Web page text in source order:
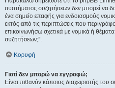
συστήματος συζητήσεων δεν μπορεί να
ένα σημείο επαφής για ενδοιασμούς
εκτός από τις περιπτώσεις που
επικοινωνήσω σχετικά με νομικά ή
συζητήσεων;”.
Κορυφή
Γιατί δεν μπορώ να εγγραφώ;
Είναι πιθανόν κάποιος διαχειριστής του